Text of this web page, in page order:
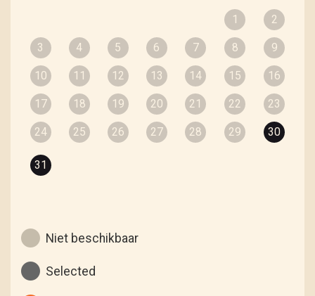
1 2
3 4 5 6 7 8 9
10 11 12 13 14 15 16
17 18 19 20 21 22 23
24 25 26 27 28 29 30
31
Niet beschikbaar
Selected